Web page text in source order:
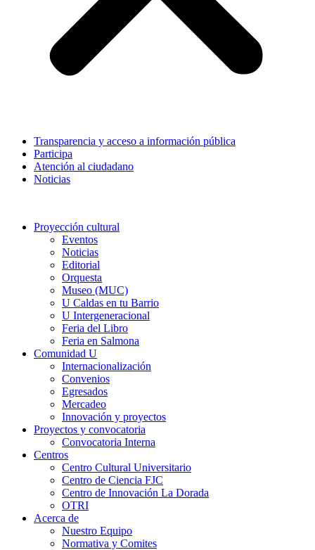
Transparencia y acceso a información pública
Participa
Atención al ciudadano
Noticias
Proyección cultural
Eventos
Noticias
Editorial
Orquesta
Museo (MUC)
U Caldas en tu Barrio
U Intergeneracional
Feria del Libro
Feria en Salmona
Comunidad U
Internacionalización
Convenios
Egresados
Mercadeo
Innovación y proyectos
Proyectos y convocatoria
Convocatoria Interna
Centros
Centro Cultural Universitario
Centro de Ciencia FJC
Centro de Innovación La Dorada
OTRI
Acerca de
Nuestro Equipo
Normativa y Comites